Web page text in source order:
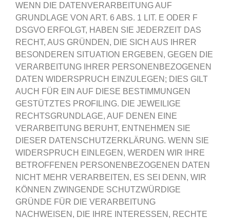
WENN DIE DATENVERARBEITUNG AUF
GRUNDLAGE VON ART. 6 ABS. 1 LIT. E ODER F
DSGVO ERFOLGT, HABEN SIE JEDERZEIT DAS
RECHT, AUS GRÜNDEN, DIE SICH AUS IHRER
BESONDEREN SITUATION ERGEBEN, GEGEN DIE
VERARBEITUNG IHRER PERSONENBEZOGENEN
DATEN WIDERSPRUCH EINZULEGEN; DIES GILT
AUCH FÜR EIN AUF DIESE BESTIMMUNGEN
GESTÜTZTES PROFILING. DIE JEWEILIGE
RECHTSGRUNDLAGE, AUF DENEN EINE
VERARBEITUNG BERUHT, ENTNEHMEN SIE
DIESER DATENSCHUTZERKLÄRUNG. WENN SIE
WIDERSPRUCH EINLEGEN, WERDEN WIR IHRE
BETROFFENEN PERSONENBEZOGENEN DATEN
NICHT MEHR VERARBEITEN, ES SEI DENN, WIR
KÖNNEN ZWINGENDE SCHUTZWÜRDIGE
GRÜNDE FÜR DIE VERARBEITUNG
NACHWEISEN, DIE IHRE INTERESSEN, RECHTE